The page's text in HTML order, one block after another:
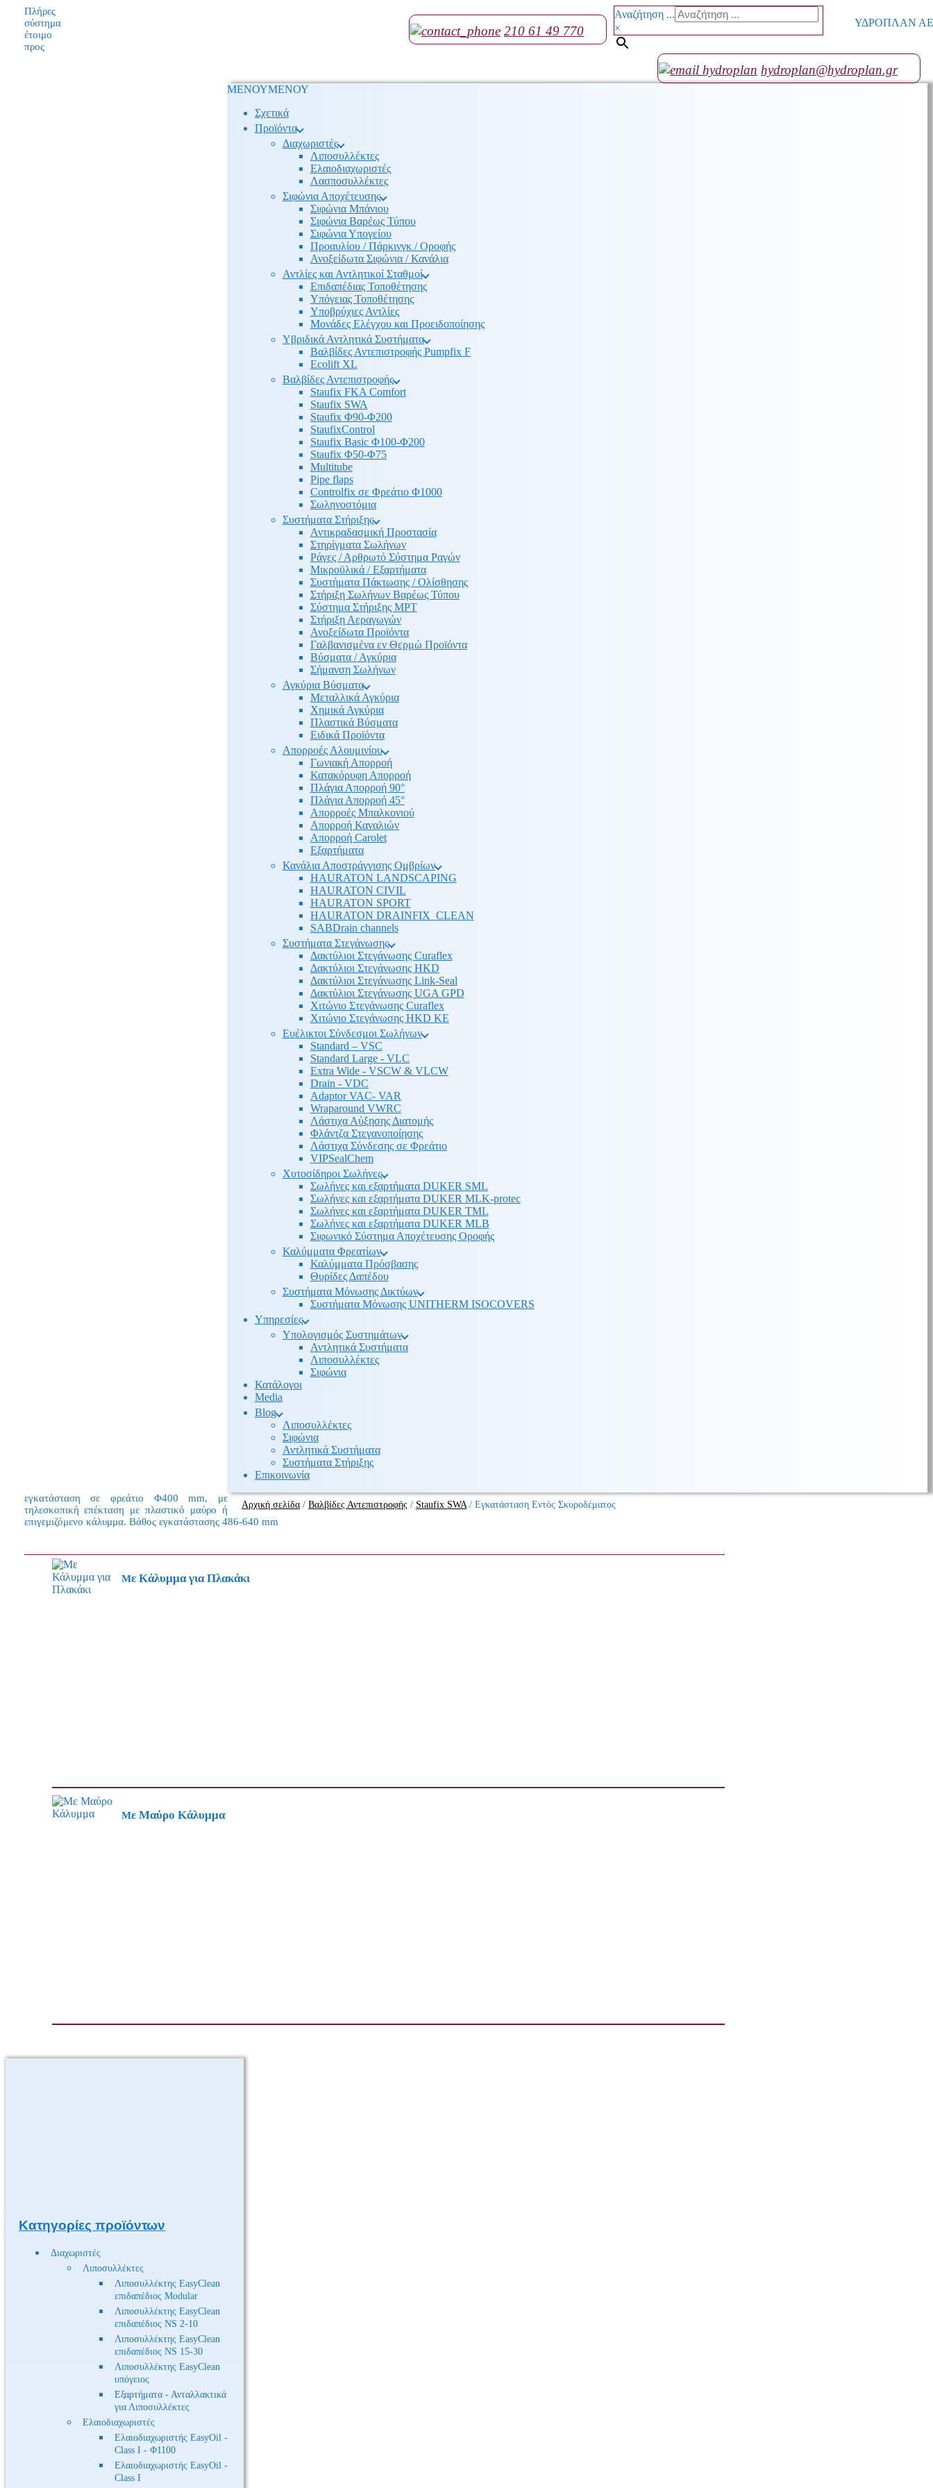
ΥΔΡΟΠΛΑΝ ΑΕ
Αναζήτηση ...
×
210 61 49 770
hydroplan@hydroplan.gr
ΜΕΝΟΥΜΕΝΟΥ
Σχετικά
Προϊόντα
Διαχωριστές
Λιποσυλλέκτες
Ελαιοδιαχωριστές
Λασποσυλλέκτες
Σιφώνια Αποχέτευσης
Σιφώνια Μπάνιου
Σιφώνια Βαρέως Τύπου
Σιφώνια Υπογείου
Προαυλίου / Πάρκινγκ / Οροφής
Ανοξείδωτα Σιφώνια / Κανάλια
Αντλίες και Αντλητικοί Σταθμοί
Επιδαπέδιας Τοποθέτησης
Υπόγειας Τοποθέτησης
Υποβρύχιες Αντλίες
Μονάδες Ελέγχου και Προειδοποίησης
Υβριδικά Αντλητικά Συστήματα
Βαλβίδες Αντεπιστροφής Pumpfix F
Ecolift XL
Βαλβίδες Αντεπιστροφής
Staufix FKA Comfort
Staufix SWA
Staufix Φ90-Φ200
StaufixControl
Staufix Basic Φ100-Φ200
Staufix Φ50-Φ75
Multitube
Pipe flaps
Controlfix σε Φρεάτιο Φ1000
Σωληνοστόμια
Συστήματα Στήριξης
Αντικραδασμική Προστασία
Στηρίγματα Σωλήνων
Ράγες / Αρθρωτό Σύστημα Ραγών
Μικροϋλικά / Εξαρτήματα
Συστήματα Πάκτωσης / Ολίσθησης
Στήριξη Σωλήνων Βαρέως Τύπου
Σύστημα Στήριξης MPT
Στήριξη Αεραγωγών
Ανοξείδωτα Προϊόντα
Γαλβανισμένα εν Θερμώ Προϊόντα
Βύσματα / Αγκύρια
Σήμανση Σωλήνων
Αγκύρια Βύσματα
Μεταλλικά Αγκύρια
Χημικά Αγκύρια
Πλαστικά Βύσματα
Ειδικά Προϊόντα
Απορροές Αλουμινίου
Γωνιακή Απορροή
Κατακόρυφη Απορροή
Πλάγια Απορροή 90°
Πλάγια Απορροή 45°
Απορροές Μπαλκονιού
Απορροή Καναλιών
Απορροή Carolet
Εξαρτήματα
Κανάλια Αποστράγγισης Ομβρίων
HAURATON LANDSCAPING
HAURATON CIVIL
HAURATON SPORT
HAURATON DRAINFIX_CLEAN
SABDrain channels
Συστήματα Στεγάνωσης
Δακτύλιοι Στεγάνωσης Curaflex
Δακτύλιοι Στεγάνωσης HKD
Δακτύλιοι Στεγάνωσης Link-Seal
Δακτύλιοι Στεγάνωσης UGA GPD
Χιτώνιο Στεγάνωσης Curaflex
Χιτώνιο Στεγάνωσης HKD KE
Ευέλικτοι Σύνδεσμοι Σωλήνων
Standard – VSC
Standard Large - VLC
Extra Wide - VSCW & VLCW
Drain - VDC
Adaptor VAC- VAR
Wraparound VWRC
Λάστιχα Αύξησης Διατομής
Φλάντζα Στεγανοποίησης
Λάστιχα Σύνδεσης σε Φρεάτιο
VIPSealChem
Χυτοσίδηροι Σωλήνες
Σωλήνες και εξαρτήματα DUKER SML
Σωλήνες και εξαρτήματα DUKER MLK-protec
Σωλήνες και εξαρτήματα DUKER TML
Σωλήνες και εξαρτήματα DUKER MLB
Σιφωνικό Σύστημα Αποχέτευσης Οροφής
Καλύμματα Φρεατίων
Καλύμματα Πρόσβασης
Θυρίδες Δαπέδου
Συστήματα Μόνωσης Δικτύων
Συστήματα Μόνωσης UNITHERM ISOCOVERS
Υπηρεσίες
Υπολογισμός Συστημάτων
Αντλητικά Συστήματα
Λιποσυλλέκτες
Σιφώνια
Κατάλογοι
Media
Βlog
Λιποσυλλέκτες
Σιφώνια
Αντλητικά Συστήματα
Συστήματα Στήριξης
Επικοινωνία
Αρχική σελίδα /Βαλβίδες Αντεπιστροφής / Staufix SWA/Εγκατάσταση Εντός Σκυροδέματος
Πλήρες
σύστημα
έτοιμο
προς
εγκατάσταση σε φρεάτιο Φ400 mm, με
τηλεσκοπική επέκταση με πλαστικό μαύρο ή
επιγεμιζόμενο κάλυμμα. Βάθος εγκατάστασης 486-640 mm
Με Κάλυμμα για Πλακάκι
Με Μαύρο Κάλυμμα
Κατηγορίες προϊόντων
Διαχωριστές
Λιποσυλλέκτες
Λιποσυλλέκτης EasyClean
επιδαπέδιος Modular
Λιποσυλλέκτης EasyClean
επιδαπέδιος NS 2-10
Λιποσυλλέκτης EasyClean
επιδαπέδιος NS 15-30
Λιποσυλλέκτης EasyClean
υπόγειος
Εξαρτήματα - Ανταλλακτικά
για Λιποσυλλέκτες
Ελαιοδιαχωριστές
Ελαιοδιαχωριστής EasyOil -
Class I - Φ1100
Ελαιοδιαχωριστής EasyOil -
Class I